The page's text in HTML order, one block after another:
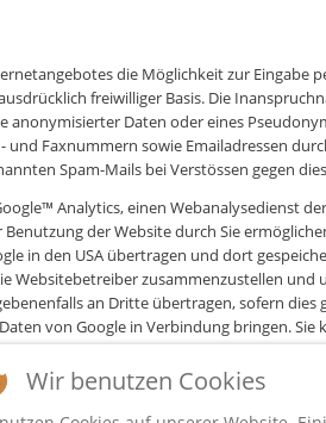
die Möglichkeit zur Eingabe
freiwilliger Basis. Die
anonymisierter Daten oder eines
und Faxnummern sowie Emailadressen
Spam-Mails bei Verstössen gegen
Analytics, einen Webanalysedienst
Benutzung der Website durch Sie
in den USA übertragen und dort
Websitebetreiber zusammenzustellen
an Dritte übertragen, sofern
von Google in Verbindung bringen.
in diesem Fall gegebenenfalls nicht
erhobenen Daten durch Google in der
dem Website-Besucher mehr Kontrolle
Wir benutzen Cookies